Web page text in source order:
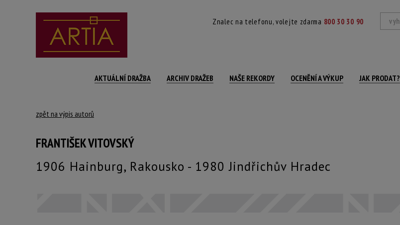
Znalec na telefonu, volejte zdarma 800 30 30 90
AKTUÁLNÍ DRAŽBA ARCHIV DRAŽEB NAŠE REKORDY OCENĚNÍ A VÝKUP JAK PRODAT?
zpět na výpis autorů
FRANTIŠEK VITOVSKÝ
1906 Hainburg, Rakousko - 1980 Jindřichův Hradec